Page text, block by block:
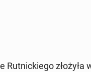
Rut­nic­kie­go